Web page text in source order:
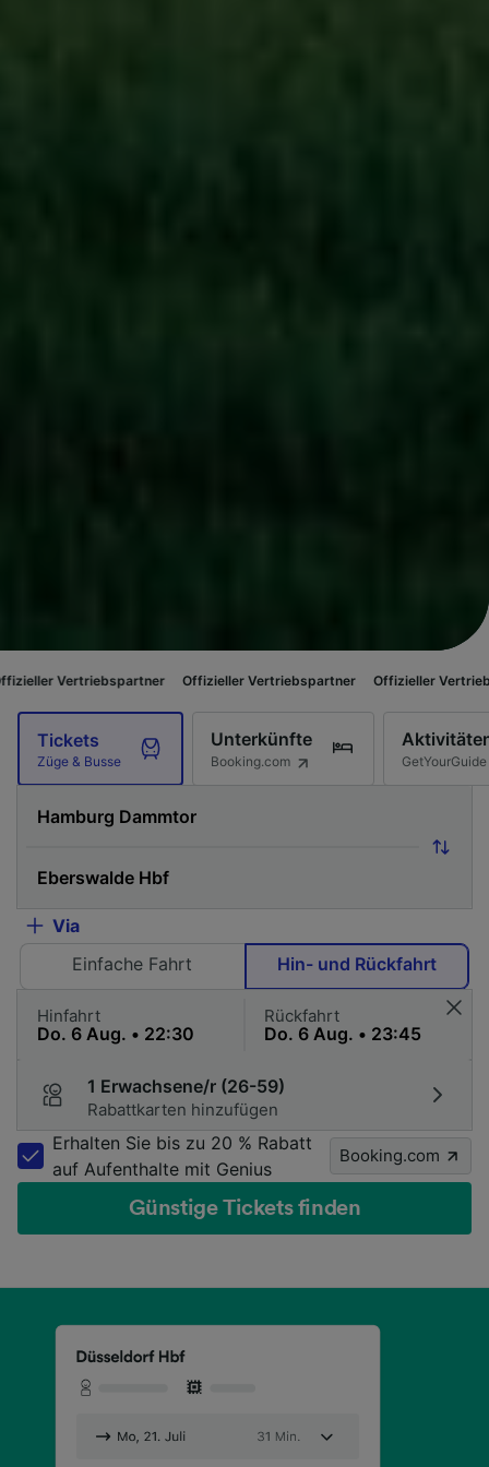
Offizieller Vertriebspartner Offizieller Vertriebspartner
Tickets
Züge & Busse
Unterkünfte
Booking.com GetYourGuide
Via
Einfache Fahrt
Hin- und Rückfahrt
Hinfahrt Rückfahrt
1 Erwachsene/r (26-59)
Rabattkarten hinzufügen
Erhalten Sie bis zu 20 % Rabatt
auf Aufenthalte mit Genius
Booking.com
Günstige Tickets finden